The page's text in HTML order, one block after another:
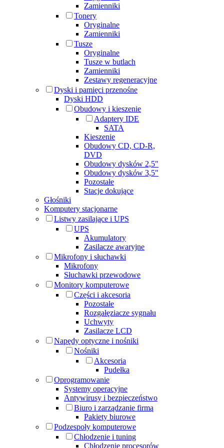
Zamienniki
Tonery
Oryginalne
Zamienniki
Tusze
Oryginalne
Tusze w butlach
Zamienniki
Zestawy regeneracyjne
Dyski i pamięci przenośne
Dyski HDD
Obudowy i kieszenie
Adaptery IDE
SATA
Kieszenie
Obudowy CD, CD-R,
DVD
Obudowy dysków 2,5"
Obudowy dysków 3,5"
Pozostałe
Stacje dokujące
Głośniki
Komputery stacjonarne
Listwy zasilające i UPS
UPS
Akumulatory
Zasilacze awaryjne
Mikrofony i słuchawki
Mikrofony
Słuchawki przewodowe
Monitory komputerowe
Części i akcesoria
Pozostałe
Rozgałęziacze sygnału
Uchwyty
Zasilacze LCD
Napędy optyczne i nośniki
Nośniki
Akcesoria
Pudełka
Oprogramowanie
Systemy operacyjne
Antywirusy i bezpieczeństwo
Biuro i zarządzanie firmą
Pakiety biurowe
Podzespoły komputerowe
Chłodzenie i tuning
Chłodzenie procesorów